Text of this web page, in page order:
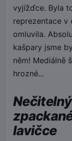
vyjížďce. Byla
reprezentace v
omluvila.
kašpary jsme
něm! Mediálně
hrozné...
lavičce